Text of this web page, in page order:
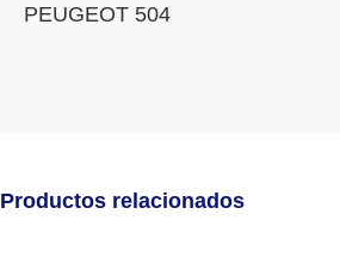
PEUGEOT 504
Productos relacionados